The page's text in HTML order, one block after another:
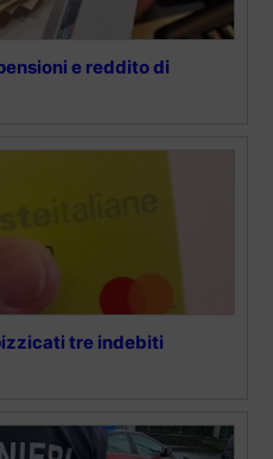
e reddito di
tre indebiti